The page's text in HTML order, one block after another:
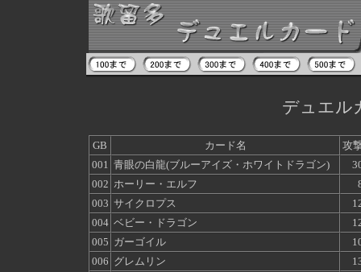
デュエル
GB カード名
攻
001 青眼の白龍(ブルーアイズ・ホワイトドラゴン)
002 ホーリー・エルフ
003 サイクロプス
004 ベビー・ドラゴン
005 ガーゴイル
006 グレムリン